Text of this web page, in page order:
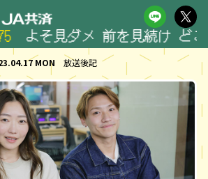
見ダメ 前を見続け どこまで
MON 放送後記